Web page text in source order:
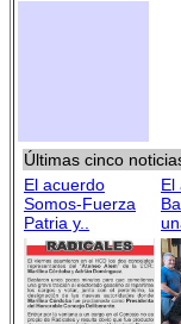
Últimas cinco
El acuerdo
Somos-Fuerza
Patria y..
El